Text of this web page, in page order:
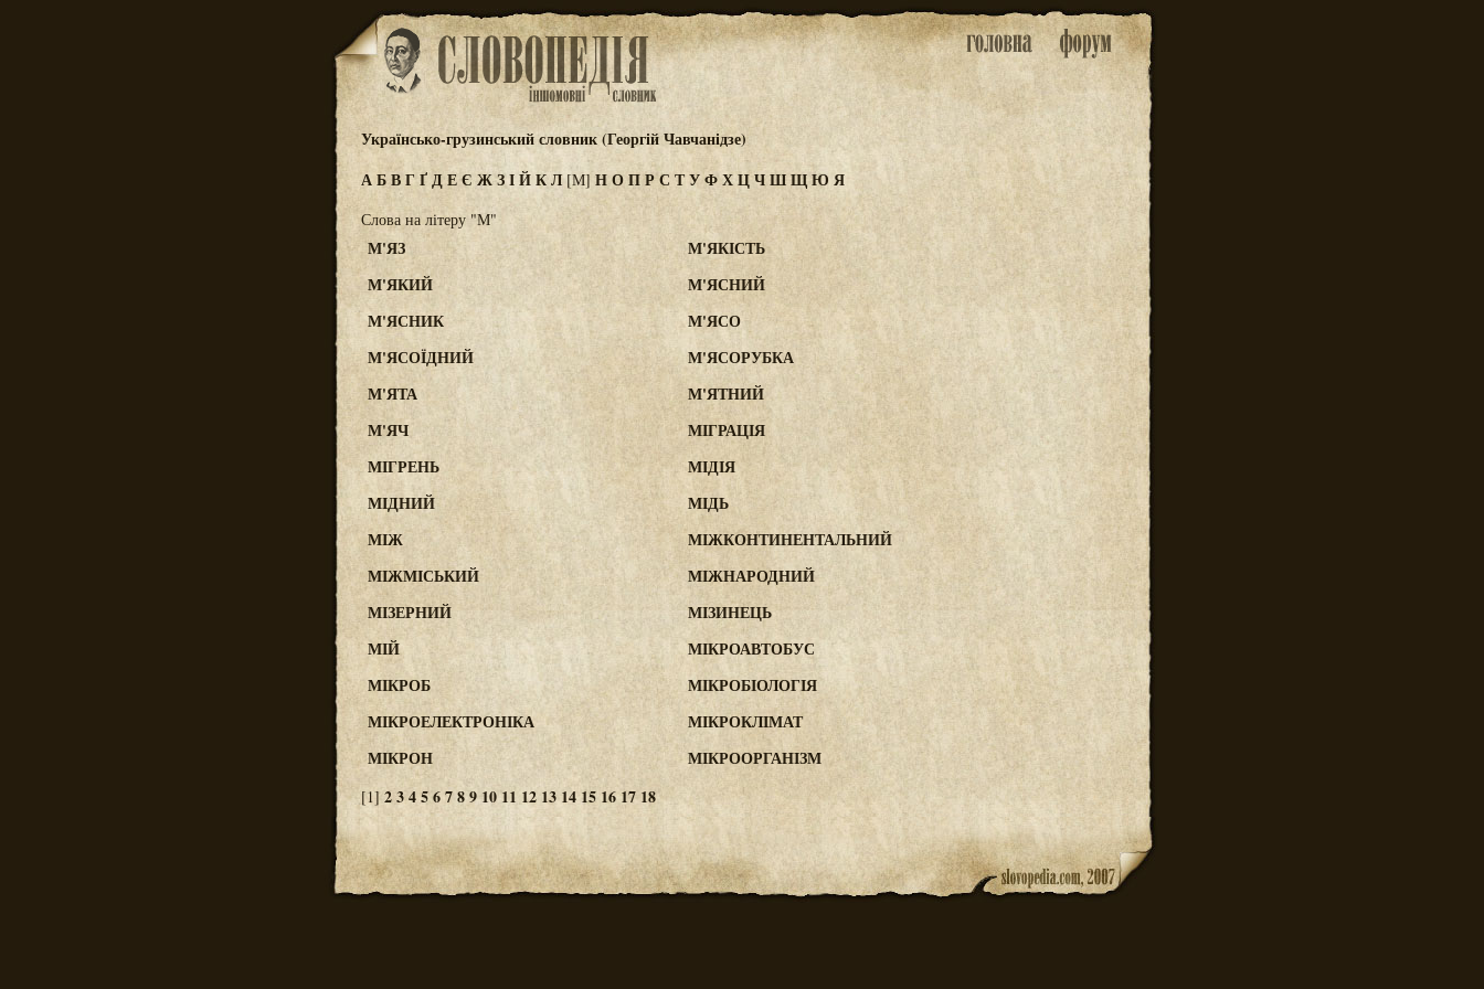
Українсько-грузинський словник (Георгій Чавчанідзе)
АБВГҐДЕЄ ЖЗІЙКЛ [М]НОПРС ТУФХЦЧШЩЮ Я
Слова на літеру "М"
М'ЯЗ
М'ЯКІСТЬ
М'ЯКИЙ
М'ЯСНИЙ
М'ЯСНИК
М'ЯСО
М'ЯСОЇДНИЙ
М'ЯСОРУБКА
М'ЯТА
М'ЯТНИЙ
М'ЯЧ
МІГРАЦІЯ
МІГРЕНЬ
МІДІЯ
МІДНИЙ
МІДЬ
МІЖ
МІЖКОНТИНЕНТАЛЬНИЙ
МІЖМІСЬКИЙ
МІЖНАРОДНИЙ
МІЗЕРНИЙ
МІЗИНЕЦЬ
МІЙ
МІКРОАВТОБУС
МІКРОБ
МІКРОБІОЛОГІЯ
МІКРОЕЛЕКТРОНІКА
МІКРОКЛІМАТ
МІКРОН
МІКРООРГАНІЗМ
[1] 23456789 10 11 12 13 14 15 16 17 18